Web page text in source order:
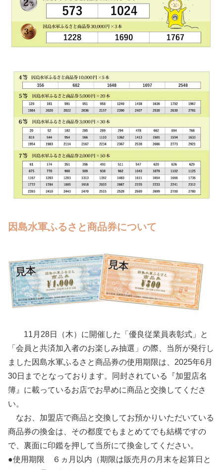
因島水軍ふるさと商品券について
11月28日（木）に開催した「優良従業員表彰式」と
「会員と共済加入者のお楽しみ抽選」の際、当所が発行し
ました因島水軍ふるさと商品券の使用期限は、2025年6月
30日までとなっております。同封されている『加盟店名
簿』に載っているお店でお早めに商品と交換してくださ
い。
なお、加盟店で商品と交換してお預かりいただいている
商品券の換金は、その都度でもまとめてでも結構ですの
で、裏面に印鑑を押して当所にて換金してください。
●使用期限 ６ヵ月以内（期限は販売月の月末を起算日と